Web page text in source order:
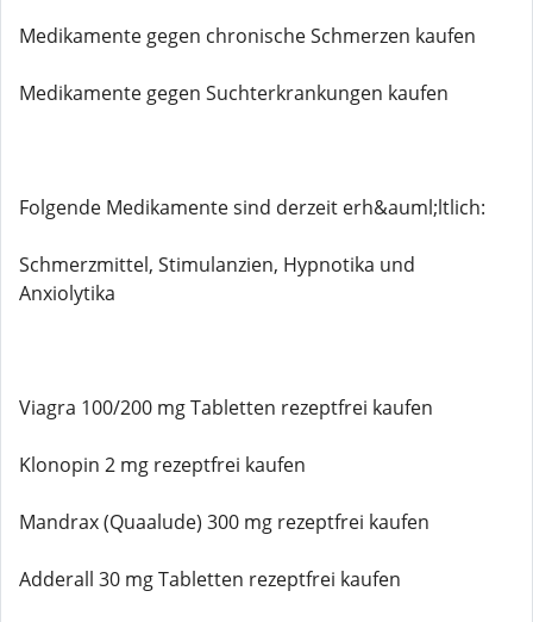
Medikamente gegen chronische Schmerzen kaufen
Medikamente gegen Suchterkrankungen kaufen
Folgende Medikamente sind derzeit erh&auml;ltlich:
Schmerzmittel, Stimulanzien, Hypnotika und
Anxiolytika
Viagra 100/200 mg Tabletten rezeptfrei kaufen
Klonopin 2 mg rezeptfrei kaufen
Mandrax (Quaalude) 300 mg rezeptfrei kaufen
Adderall 30 mg Tabletten rezeptfrei kaufen